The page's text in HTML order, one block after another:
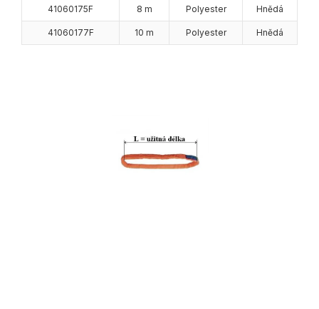
41060175F 8 m Polyester Hnědá
41060177F 10 m Polyester Hnědá